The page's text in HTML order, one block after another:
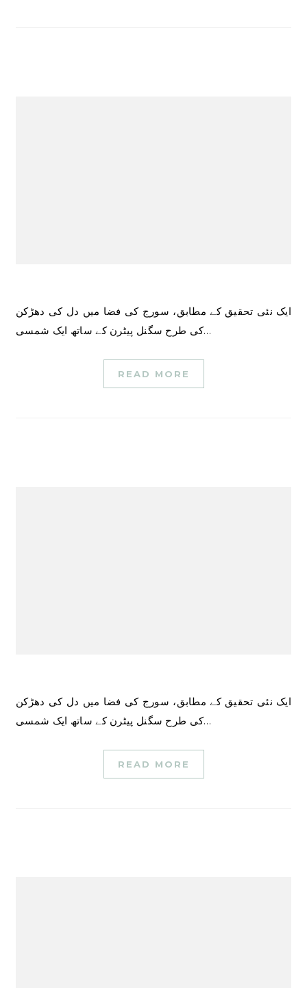
ایک نئی تحقیق کے مطابق، سورج کی فضا میں دل کی دھڑکن
کی طرح سگنل پیٹرن کے ساتھ ایک شمسی…
READ MORE
ایک نئی تحقیق کے مطابق، سورج کی فضا میں دل کی دھڑکن
کی طرح سگنل پیٹرن کے ساتھ ایک شمسی…
READ MORE